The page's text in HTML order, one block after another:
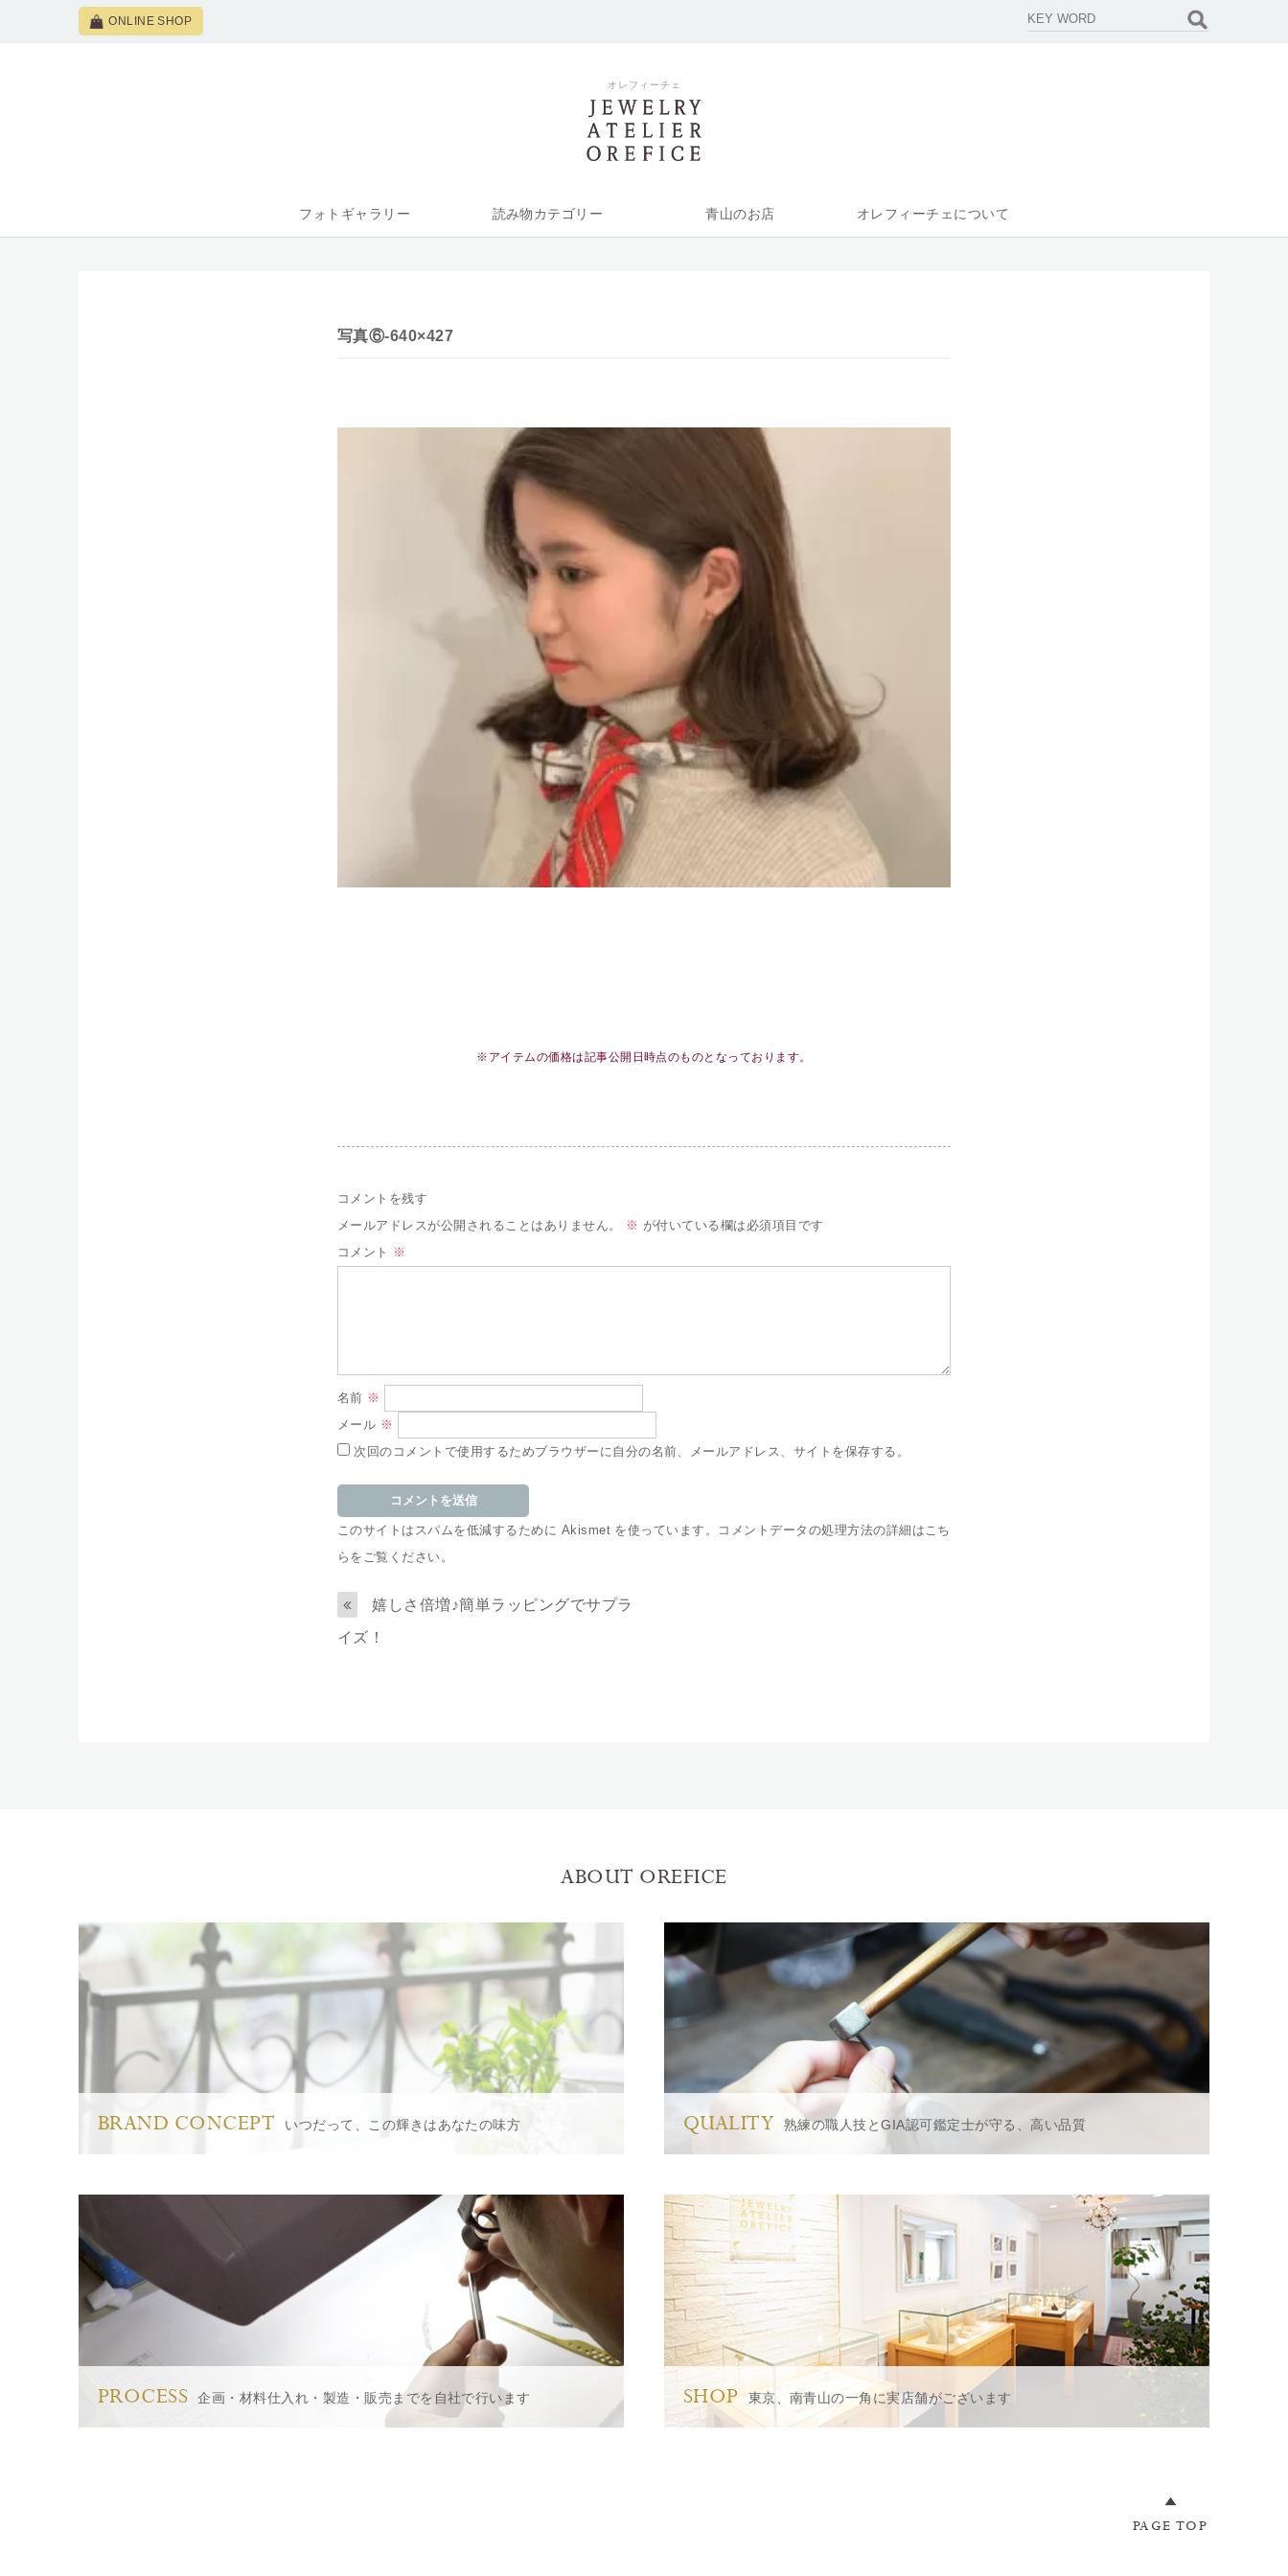
ONLINE SHOP
オレフィーチェ
フォトギャラリー 読み物カテゴリー 青山のお店 オレフィーチェについて
写真⑥-640×427
※アイテムの価格は記事公開日時点のものとなっております。
コメントを残す
メールアドレスが公開されることはありません。
※ が付いている欄は必須項目です
コメント
※
名前 ※
メール ※
次回のコメントで使用するためブラウザーに自分の名前、メールアドレス、サイトを保存する。
このサイトはスパムを低減するために Akismet を使っています。
コメントデータの処理方法の詳細はこち
らをご覧ください。
嬉しさ倍増♪簡単ラッピングでサプラ
イズ！
ABOUT OREFICE
BRAND CONCEPT いつだって、この輝きはあなたの味方 QUALITY 熟練の職人技とGIA認可鑑定士が守る、高い品質
PROCESS 企画・材料仕入れ・製造・販売までを自社で行います SHOP 東京、南青山の一角に実店舗がございます
PAGE TOP